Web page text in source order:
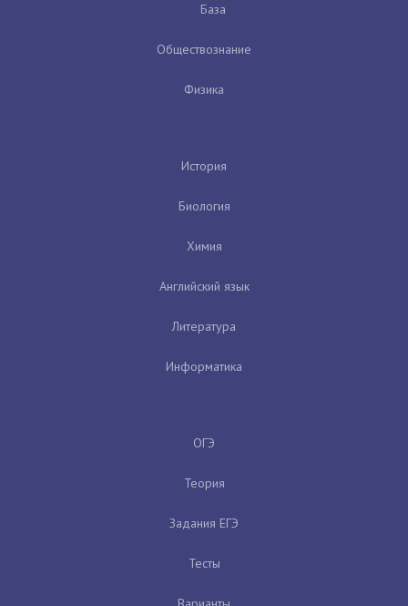
База
Обществознание
Физика
История
Биология
Химия
Английский язык
Литература
Информатика
ОГЭ
Теория
Задания ЕГЭ
Тесты